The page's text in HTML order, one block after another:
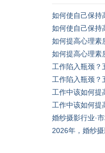
如何使自己保持
如何使自己保持
如何提高心理素
如何提高心理素
工作陷入瓶颈？
工作陷入瓶颈？
工作中该如何提
工作中该如何提
婚纱摄影行业·
2026年，婚纱